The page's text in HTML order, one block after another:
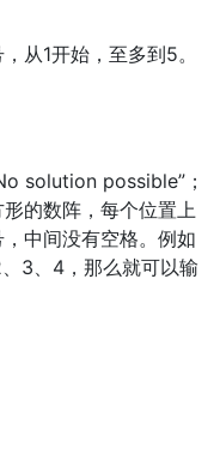
从1开始，至多到5。
solution possible”；
的数阵，每个位置上
中间没有空格。例如
3、4，那么就可以输